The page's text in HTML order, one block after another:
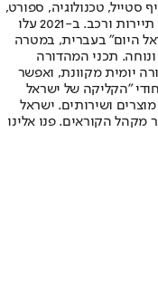
סטייל, טכנולוגיה, ספורט,
כלכלה וצרכנות, בריאות, חיילים, אוכל, יהדות, תיירות ורכב. ב-2021 עלו
היום" בעברית, במטרה
תכני המהדורה
יומית מקוונת, ואפשר
"הקליקה של ישראל
ושירותים. ישראל
מקהל הקוראים. פנו אלינו